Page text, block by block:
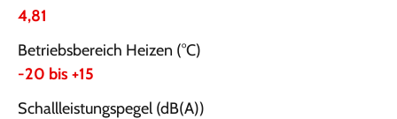
4,81
Betriebsbereich Heizen (°C)
-20 bis +15
Schallleistungspegel (dB(A))